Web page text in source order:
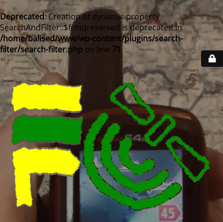
Deprecated: Creation of dynamic property
SearchAndFilter::$frmqreserved is deprecated in
/home/balised/www/wp-content/plugins/search-
filter/search-filter.php on line 71